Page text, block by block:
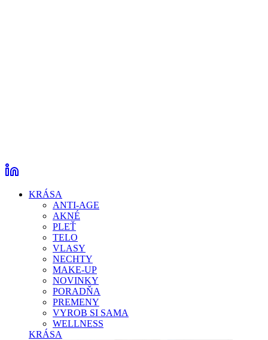
KRÁSA
ANTI-AGE
AKNÉ
PLEŤ
TELO
VLASY
NECHTY
MAKE-UP
NOVINKY
PORADŇA
PREMENY
VYROB SI SAMA
WELLNESS
KRÁSA